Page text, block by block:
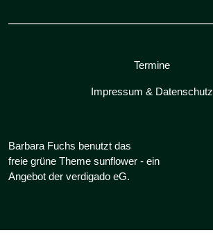
Termine
Impressum & Datenschutz
Barbara Fuchs benutzt das
freie grüne Theme sunflower ‐ ein
Angebot der verdigado eG.